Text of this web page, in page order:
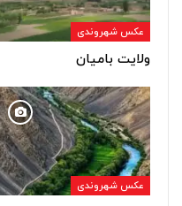
عکس شهروندی
ولایت بامیان
عکس شهروندی